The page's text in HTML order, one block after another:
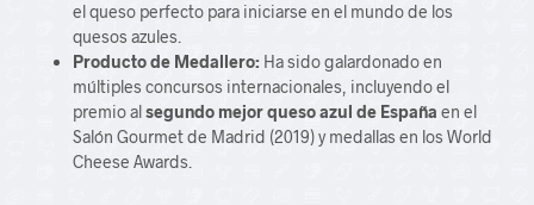
el queso perfecto para iniciarse en el mundo de los
quesos azules.
Producto de Medallero:Ha sido galardonado en
múltiples concursos internacionales, incluyendo el
premio alsegundo mejor queso azul de España en el
Salón Gourmet de Madrid (2019) y medallas en los World
Cheese Awards.